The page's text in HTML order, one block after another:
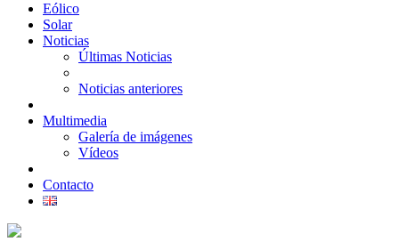
Eólico
Solar
Noticias
Últimas Noticias
Noticias anteriores
Multimedia
Galería de imágenes
Vídeos
Contacto